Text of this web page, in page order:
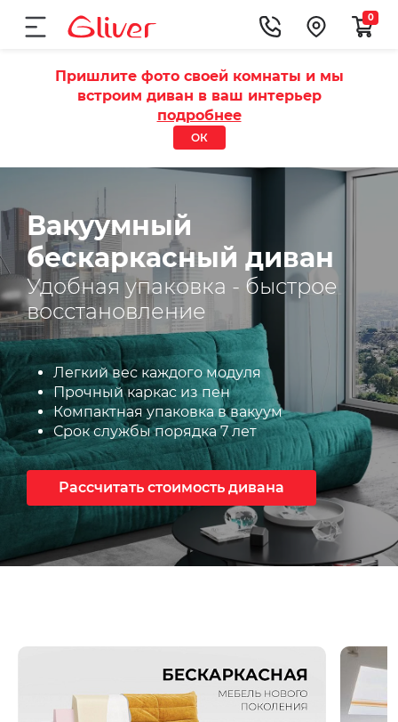
0
Пришлите фото своей комнаты и мы
встроим диван в ваш интерьер
подробнее
ОК
Вакуумный
бескаркасный диван
Удобная упаковка - быстрое
восстановление
Легкий вес каждого модуля
Прочный каркас из пен
Компактная упаковка в вакуум
Срок службы порядка 7 лет
Рассчитать стоимость дивана